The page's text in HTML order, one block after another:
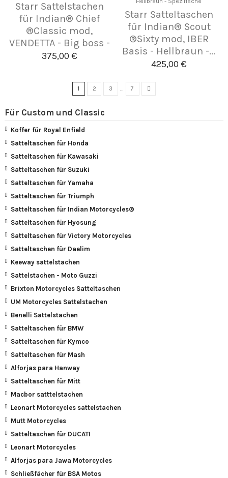
Starr Sattelstachen
für Indian® Chief
®Classic mod,
VENDETTA - Big boss -
375,00 €
Starr Satteltaschen
für Indian® Scout
®Sixty mod, IBER
Basis - Hellbraun -...
425,00 €
1 2 3 … 7
Für Custom und Classic
Koffer für Royal Enfield
Satteltaschen für Honda
Satteltaschen für Kawasaki
Satteltaschen für Suzuki
Satteltaschen für Yamaha
Satteltaschen für Triumph
Satteltaschen für Indian Motorcycles®
Satteltaschen für Hyosung
Satteltaschen für Victory Motorcycles
Satteltaschen für Daelim
Keeway sattelstachen
Sattelstachen - Moto Guzzi
Brixton Motorcycles Satteltaschen
UM Motorcycles Sattelstachen
Benelli Sattelstachen
Satteltaschen für BMW
Satteltaschen für Kymco
Satteltaschen für Mash
Alforjas para Hanway
Satteltaschen für Mitt
Macbor satttelstachen
Leonart Motorcycles sattelstachen
Mutt Motorcycles
Satteltaschen für DUCATI
Leonart Motorcycles
Alforjas para Jawa Motorcycles
Schließfächer für BSA Motos